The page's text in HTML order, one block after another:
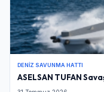
DENIZ SAVUNMA HATTI
ASELSAN TUFAN